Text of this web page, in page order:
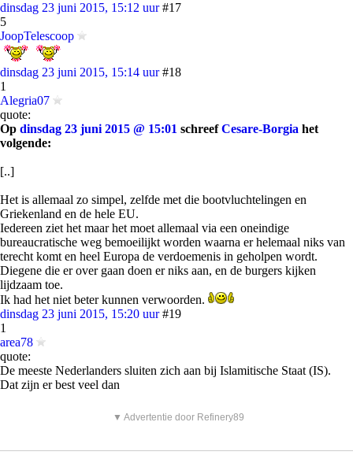
dinsdag 23 juni 2015, 15:12 uur #17
5
JoopTelescoop
dinsdag 23 juni 2015, 15:14 uur #18
1
Alegria07
quote:
Op dinsdag 23 juni 2015 @ 15:01 schreefCesare-Borgia het
volgende:
[..]
Het is allemaal zo simpel, zelfde met die bootvluchtelingen en
Griekenland en de hele EU.
Iedereen ziet het maar het moet allemaal via een oneindige
bureaucratische weg bemoeilijkt worden waarna er helemaal niks van
terecht komt en heel Europa de verdoemenis in geholpen wordt.
Diegene die er over gaan doen er niks aan, en de burgers kijken
lijdzaam toe.
Ik had het niet beter kunnen verwoorden.
dinsdag 23 juni 2015, 15:20 uur #19
1
area78
quote:
De meeste Nederlanders sluiten zich aan bij Islamitische Staat (IS).
Dat zijn er best veel dan
▼ Advertentie door Refinery89